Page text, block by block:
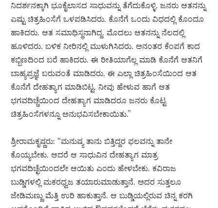
ನಿದರ್ಶನಕ್ಕಾಗಿ ಭೂಕೈಲಾಸದ ಸಾಧುವನ್ನು ತೆಗೆದುಕೊಳ್ಳಿ. ಜನರು ಆತನನ್ನು
ಎಷ್ಟು ಚಿತ್ರಹಿಂಸೆಗೆ ಒಳಪಡಿಸಿದರು. ಕೊನೆಗೆ ಒಂದು ವಿಧದಲ್ಲಿ ಕೊಂದೂ
ಹಾಕಿದರು. ಆತ ಸಮಾಧಿಸ್ಥನಾಗಿದ್ದ. ಮೊದಲು ಆತನನ್ನು ನೆಲದಲ್ಲಿ
ಹೂಳಿದರು. ಬಳಿಕ ನೀರಿನಲ್ಲಿ ಮುಳುಗಿಸಿದರು. ಅನಂತರ ಕೆಂಪಗೆ ಕಾದ
ಕಬ್ಬಿಣದಿಂದ ಬರೆ ಹಾಕಿದರು. ಈ ರೀತಿಯಾಗೆಲ್ಲ ಮಾಡಿ ಕೊನೆಗೆ ಆತನಿಗೆ
ಬಾಹ್ಯಪ್ರಜ್ಞೆ ಬರುವಂತೆ ಮಾಡಿದರು. ಈ ಎಲ್ಲಾ ಚಿತ್ರಹಿಂಸೆಯಿಂದ ಆತ
ಕೊನೆಗೆ ದೇಹತ್ಯಾಗ ಮಾಡಿಬಿಟ್ಟ. ನೀವು ಹೇಳುವ ಹಾಗೆ ಆತ
ಭಗವದಿಚ್ಚೆಯಿಂದ ದೇಹತ್ಯಾಗ ಮಾಡಿದರೂ ಜನರು ಕೊಟ್ಟ
ಚಿತ್ರಹಿಂಸೆಗಳನ್ನೂ ಅನುಭವಿಸಬೇಕಾಯಿತು.”
ಶ್ರೀರಾಮಕೃಷ್ಣರು: “ಮನುಷ್ಯ ತಾನು ಬಿತ್ತಿದ್ದರ ಫಲವನ್ನು ತಾನೇ
ಕೊಯ್ಯಬೇಕು. ಆದರೆ ಆ ಸಾಧುವಿನ ದೇಹತ್ಯಾಗ ಮಾತ್ರ
ಭಗವದಿಚ್ಛೆಯಿಂದಲೇ ಆಯಿತು ಎಂದು ಹೇಳಬೇಕು. ಕವಿರಾಜ
ಬುಡ್ಡಿಗಳಲ್ಲಿ ಮಕರಧ್ವಜ ತಯಾರುಮಾಡುತ್ತಾನೆ. ಅದರ ಸುತ್ತಲೂ
ಜೇಡಿಮಣ್ಣು ಮೆತ್ತಿ ಉರಿ ಹಾಕುತ್ತಾನೆ. ಆ ಬುಡ್ಡಿಯಲ್ಲಿರುವ ಚಿನ್ನ ಕರಗಿ